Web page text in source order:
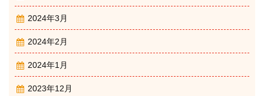
2024年3月
2024年2月
2024年1月
2023年12月